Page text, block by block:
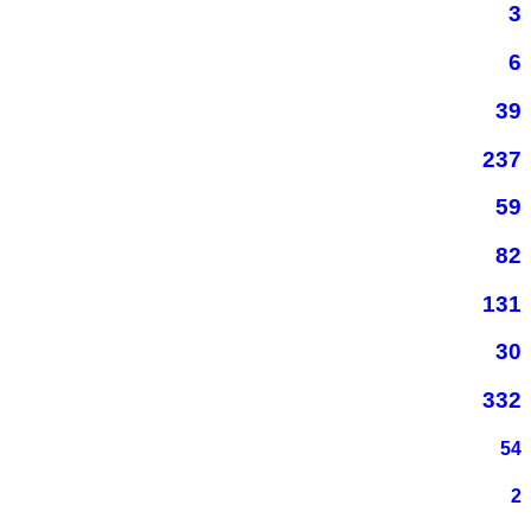
3
6
39
237
59
82
131
30
332
54
2